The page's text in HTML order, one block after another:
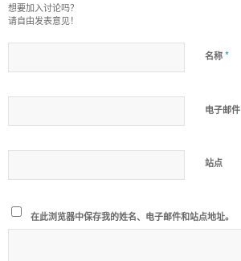
想要加入讨论吗？
请自由发表意见！
名称 *
电子邮件
站点
在此浏览器中保存我的姓名、电子邮件和站点地址。